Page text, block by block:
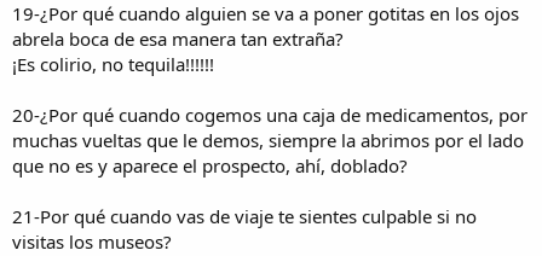
19-¿Por qué cuando alguien se va a poner gotitas en los ojos
abrela boca de esa manera tan extraña?
¡Es colirio, no tequila!!!!!!
20-¿Por qué cuando cogemos una caja de medicamentos, por
muchas vueltas que le demos, siempre la abrimos por el lado
que no es y aparece el prospecto, ahí, doblado?
21-Por qué cuando vas de viaje te sientes culpable si no
visitas los museos?